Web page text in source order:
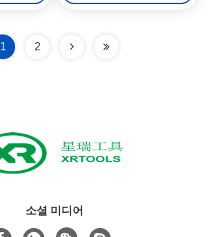
1 2
소셜 미디어